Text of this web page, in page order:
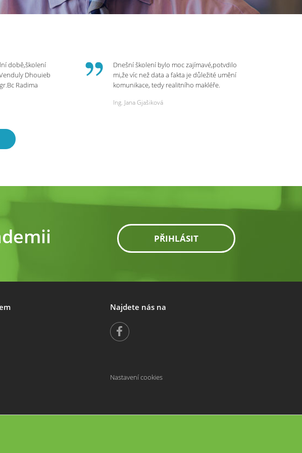
době,školení
Dhouieb
Radima
pohled na
Dnešní školení bylo moc zajímavé,potvdilo
mi,že víc než data a fakta je důležité umění
komunikace, tedy realitního makléře.
rozhovor či náběr u klienta. Výsledkem je
Ing. Jana Gjašiková
PŘIHLÁSIT
Najdete nás na
Nastavení cookies